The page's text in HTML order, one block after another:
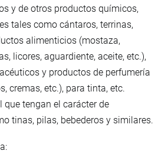
y de otros productos químicos,
tales como cántaros, terrinas,
alimenticios (mostaza,
licores, aguardiente, aceite, etc.),
y productos de perfumería
cremas, etc.), para tinta, etc.
que tengan el carácter de
tinas, pilas, bebederos y similares.